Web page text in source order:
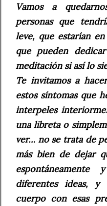
Vamos a
personas que
leve, que estarían
que pueden
meditación si así lo
Te invitamos a
estos síntomas que
interpeles
una libreta o
ver… no se trata de
más bien de dejar
diferentes ideas,
cuerpo con esas